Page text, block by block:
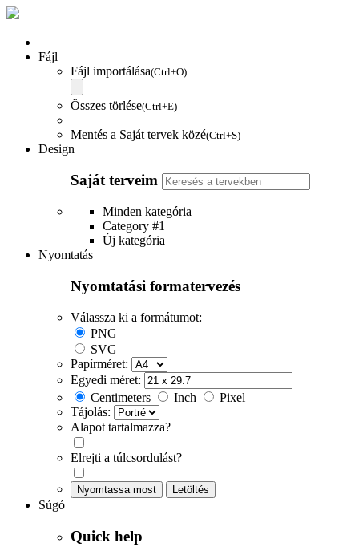
Fájl
Fájl importálása(Ctrl+O)
Összes törlése(Ctrl+E)
Mentés a Saját tervek közé(Ctrl+S)
Design
Saját terveim
Minden kategória
Category #1
Új kategória
Nyomtatás
Nyomtatási formatervezés
Válassza ki a formátumot:
PNG
SVG
Papírméret:
Egyedi méret:
Centimeters
Inch
Pixel
Tájolás:
Alapot tartalmazza?
Elrejti a túlcsordulást?
Nyomtassa most Letöltés
Súgó
Quick help